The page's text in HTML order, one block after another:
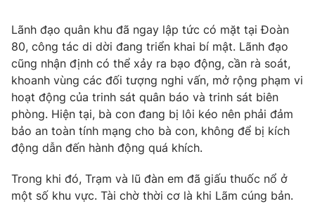
Chất lượng cuộc sống
Học trực tuyến
Công nghệ
Hitech Công nghệ tương lai
Sản phẩm
Thị trường
Tư vấn
Giao lưu trực tuyến
Lịch phát sóng
Emagazine Podcast
Lãnh đạo quân khu đã ngay lập tức có mặt tại Đoàn
80, công tác di dời đang triển khai bí mật. Lãnh đạo
cũng nhận định có thể xảy ra bạo động, cần rà soát,
khoanh vùng các đối tượng nghi vấn, mở rộng phạm vi
hoạt động của trinh sát quân báo và trinh sát biên
phòng. Hiện tại, bà con đang bị lôi kéo nên phải đảm
bảo an toàn tính mạng cho bà con, không để bị kích
động dẫn đến hành động quá khích.
Trong khi đó, Trạm và lũ đàn em đã giấu thuốc nổ ở
một số khu vực. Tài chờ thời cơ là khi Lãm cúng bản.